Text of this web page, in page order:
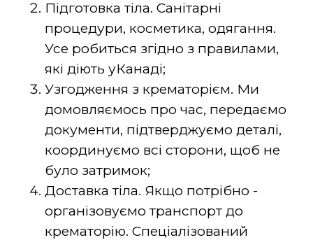
Підготовка тіла. Санітарні
процедури, косметика, одягання.
Усе робиться згідно з правилами,
які діють уКанаді;
Узгодження з крематорієм. Ми
домовляємось про час, передаємо
документи, підтверджуємо деталі,
координуємо всі сторони, щоб не
було затримок;
Доставка тіла. Якщо потрібно -
організовуємо транспорт до
крематорію. Спеціалізований